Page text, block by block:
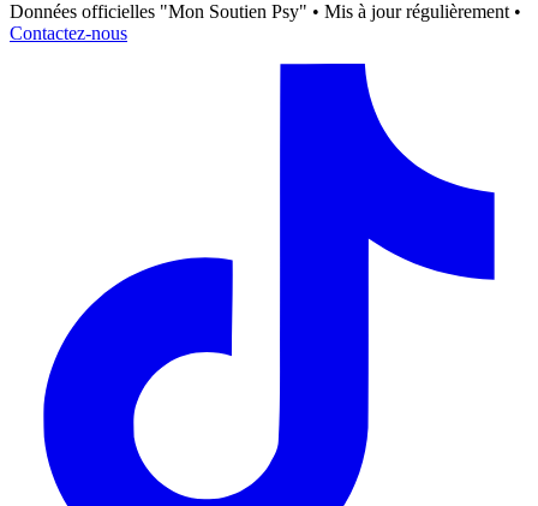
Données officielles "Mon Soutien Psy" • Mis à jour régulièrement •
Contactez-nous